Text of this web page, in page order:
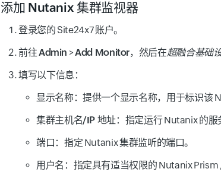
添加 Nutanix 集群监视器
登录您的 Site24x7 账户。
前往Admin >Add Monitor，然后在超融合基础
填写以下信息：
显示名称：提供一个显示名称，用于标识该
集群主机名/IP 地址： 指定运行 Nutanix 的服
端口： 指定 Nutanix 集群监听的端口。
用户名： 指定具有适当权限的 Nutanix Prism